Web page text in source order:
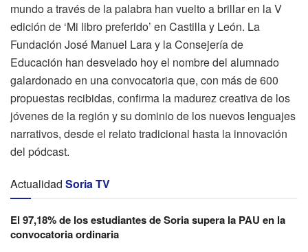
mundo a través de la palabra han vuelto a brillar en la V
edición de ‘Mi libro preferido’ en Castilla y León. La
Fundación José Manuel Lara y la Consejería de
Educación han desvelado hoy el nombre del alumnado
galardonado en una convocatoria que, con más de 600
propuestas recibidas, confirma la madurez creativa de los
jóvenes de la región y su dominio de los nuevos lenguajes
narrativos, desde el relato tradicional hasta la innovación
del pódcast.
Actualidad Soria TV
El 97,18% de los estudiantes de Soria supera la PAU en la
convocatoria ordinaria